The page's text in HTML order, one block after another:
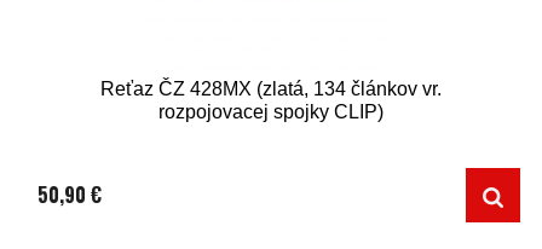
Reťaz ČZ 428MX (zlatá, 134 článkov vr.
rozpojovacej spojky CLIP)
50,90 €